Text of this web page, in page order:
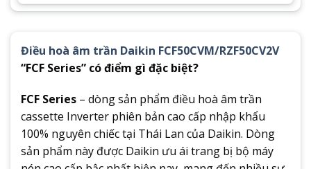
Điều hoà âm trần Daikin FCF50CVM/RZF50CV2V
“FCF Series” có điểm gì đặc biệt?
FCF Series – dòng sản phẩm điều hoà âm trần
cassette Inverter phiên bản cao cấp nhập khẩu
100% nguyên chiếc tại Thái Lan của Daikin. Dòng
sản phẩm này được Daikin ưu ái trang bị bộ máy